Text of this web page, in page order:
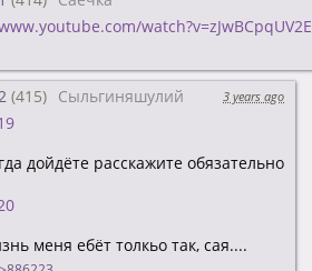
watch?v=zJwBCpqUV2E
Сыльгиняшулий 3 years ago
дойдёте расскажите обязательно
меня ебёт толкьо так, сая....